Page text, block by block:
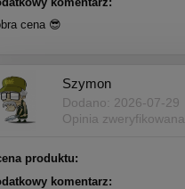
cena 😎
Szymon
Dodano: 2026-07-29
Opinia zweryfikowana
produktu:
komentarz: